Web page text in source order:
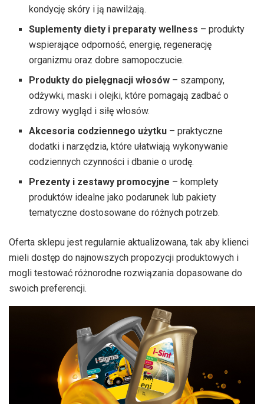
kondycję skóry i ją nawilżają.
Suplementy diety i preparaty wellness – produkty
wspierające odporność, energię, regenerację
organizmu oraz dobre samopoczucie.
Produkty do pielęgnacji włosów – szampony,
odżywki, maski i olejki, które pomagają zadbać o
zdrowy wygląd i siłę włosów.
Akcesoria codziennego użytku – praktyczne
dodatki i narzędzia, które ułatwiają wykonywanie
codziennych czynności i dbanie o urodę.
Prezenty i zestawy promocyjne – komplety
produktów idealne jako podarunek lub pakiety
tematyczne dostosowane do różnych potrzeb.
Oferta sklepu jest regularnie aktualizowana, tak aby klienci
mieli dostęp do najnowszych propozycji produktowych i
mogli testować różnorodne rozwiązania dopasowane do
swoich preferencji.